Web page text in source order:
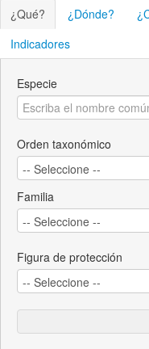
Localización
Observadores
Acerca de
¿Qué? ¿Dónde?
Indicadores
Especie
Orden taxonómico
Familia
Figura de protección